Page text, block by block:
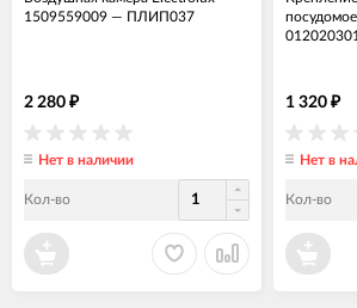
1509559009 — ПЛИП037
2 280 ₽
Нет в наличии
Кол-во
1 320 ₽
Нет в
Кол-во